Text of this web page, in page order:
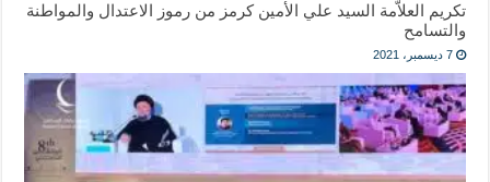
تكريم العلاّمة السيد علي الأمين كرمز من رموز الاعتدال والمواطنة
والتسامح
7 ديسمبر، 2021